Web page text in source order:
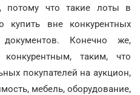
потому что такие лоты в
купить вне конкурентных
Конечно же,
таким, что
покупателей на аукцион,
мебель, оборудование,